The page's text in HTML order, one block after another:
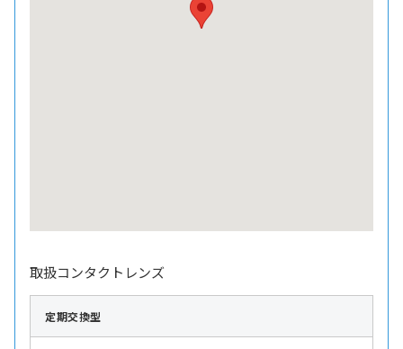
取扱コンタクトレンズ
定期交換型